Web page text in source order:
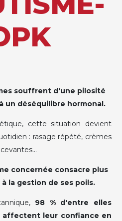
souffrent d'une pilosité
un déséquilibre hormonal.
cette situation devient
: rasage répété, crèmes
concernée consacre plus
la gestion de ses poils.
98 % d'entre elles
affectent leur confiance en